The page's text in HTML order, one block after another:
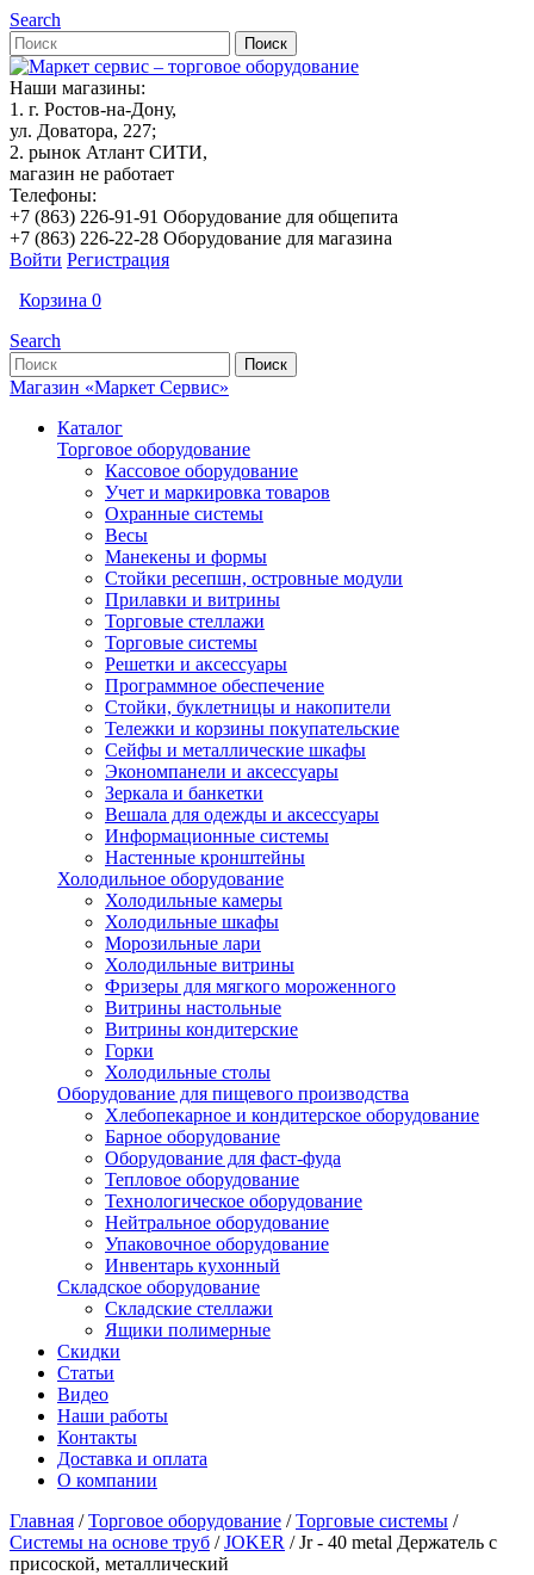
Search
Наши магазины:
1. г. Ростов-на-Дону,
ул. Доватора, 227;
2. рынок Атлант СИТИ,
магазин не работает
Телефоны:
+7 (863) 226-91-91 Оборудование для общепита
+7 (863) 226-22-28 Оборудование для магазина
Войти Регистрация
Корзина 0
Search
Магазин «Маркет Сервис»
Каталог
Торговое оборудование
Кассовое оборудование
Учет и маркировка товаров
Охранные системы
Весы
Манекены и формы
Стойки ресепшн, островные модули
Прилавки и витрины
Торговые стеллажи
Торговые системы
Решетки и аксессуары
Программное обеспечение
Стойки, буклетницы и накопители
Тележки и корзины покупательские
Сейфы и металлические шкафы
Экономпанели и аксессуары
Зеркала и банкетки
Вешала для одежды и аксессуары
Информационные системы
Настенные кронштейны
Холодильное оборудование
Холодильные камеры
Холодильные шкафы
Морозильные лари
Холодильные витрины
Фризеры для мягкого мороженного
Витрины настольные
Витрины кондитерские
Горки
Холодильные столы
Оборудование для пищевого производства
Хлебопекарное и кондитерское оборудование
Барное оборудование
Оборудование для фаст-фуда
Тепловое оборудование
Технологическое оборудование
Нейтральное оборудование
Упаковочное оборудование
Инвентарь кухонный
Складское оборудование
Складские стеллажи
Ящики полимерные
Скидки
Статьи
Видео
Наши работы
Контакты
Доставка и оплата
О компании
Главная / Торговое оборудование / Торговые системы /
Системы на основе труб / JOKER / Jr - 40 metal Держатель с
присоской, металлический